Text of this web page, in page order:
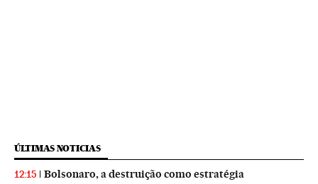
ÚLTIMAS NOTICIAS
12:15 Bolsonaro, a destruição como estratégia